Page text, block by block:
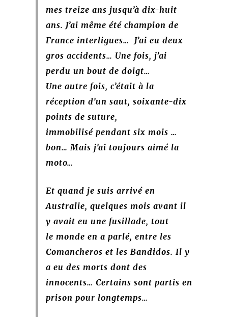
mes treize ans jusqu’à dix-huit
ans. J’ai même été champion de
France interligues… J’ai eu deux
gros accidents… Une fois, j’ai
perdu un bout de doigt…
Une autre fois, c’était à la
réception d’un saut, soixante-dix
points de suture,
immobilisé pendant six mois …
bon… Mais j’ai toujours aimé la
moto…
Et quand je suis arrivé en
Australie, quelques mois avant il
y avait eu une fusillade, tout
le monde en a parlé, entre les
Comancheros et les Bandidos. Il y
a eu des morts dont des
innocents… Certains sont partis en
prison pour longtemps…